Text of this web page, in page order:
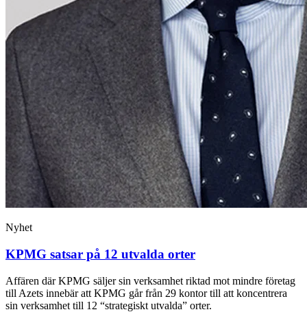
Nyhet
KPMG satsar på 12 utvalda orter
Affären där KPMG säljer sin verksamhet riktad mot mindre företag
till Azets innebär att KPMG går från 29 kontor till att koncentrera
sin verksamhet till 12 “strategiskt utvalda” orter.